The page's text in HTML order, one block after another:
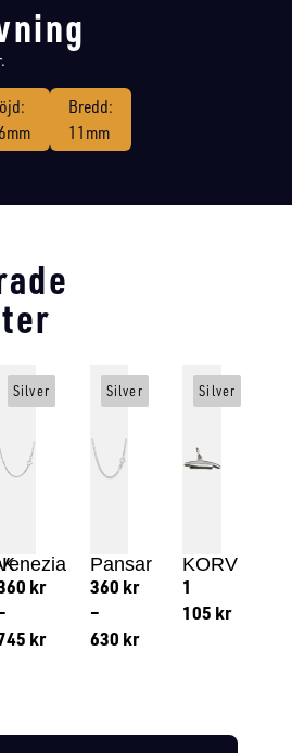
Bredd:
11mm
kr
kr
Silver
Pansar
360 kr
–
630 kr
Silver
KORV
1
105 kr
Silver